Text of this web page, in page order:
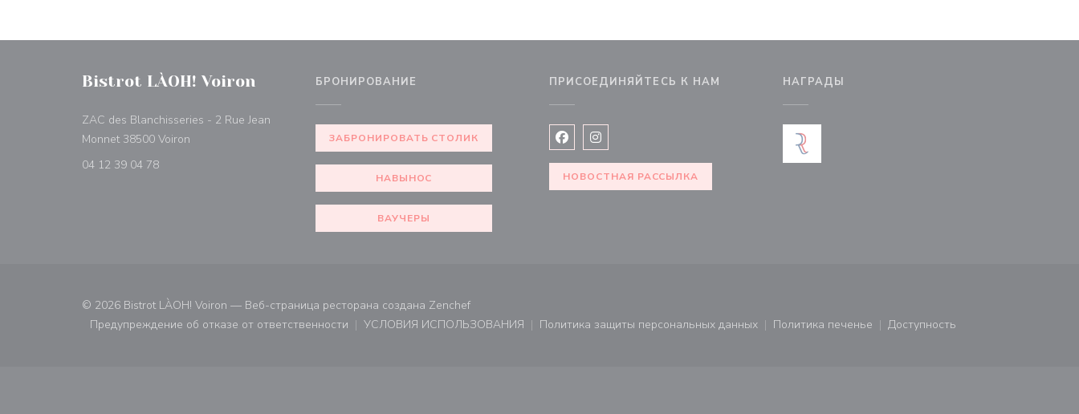
Bistrot LÀOH! Voiron
ZAC des Blanchisseries - 2 Rue Jean
Monnet 38500 Voiron ((открывается в новом окне))
04 12 39 04 78
БРОНИРОВАНИЕ
ЗАБРОНИРОВАТЬ СТОЛИК
НАВЫНОС
ВАУЧЕРЫ
ПРИСОЕДИНЯЙТЕСЬ К НАМ
Facebook ((открывается в новом окне))
Instagram ((открывается в новом окне))
НОВОСТНАЯ РАССЫЛКА
НАГРАДЫ
© 2026 Bistrot LÀOH! Voiron — Веб-страница ресторана создана Zenchef((открывается в новом окне))
Предупреждение об отказе от ответственности
((открывается в новом окне))
УСЛОВИЯ ИСПОЛЬЗОВАНИЯ
((открывается в новом окне))
Политика защиты персональных данных
((открывается в новом окне))
Политика печенье
((открывается в новом окне))
Доступность
((открывается в новом окне))